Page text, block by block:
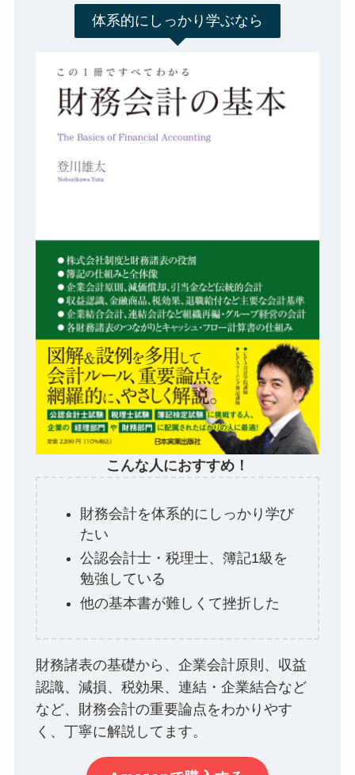
体系的にしっかり学ぶなら
こんな人におすすめ！
財務会計を体系的にしっかり学び
たい
公認会計士・税理士、簿記1級を
勉強している
他の基本書が難しくて挫折した
財務諸表の基礎から、企業会計原則、収益
認識、減損、税効果、連結・企業結合など
など、財務会計の重要論点をわかりやす
く、丁寧に解説してます。